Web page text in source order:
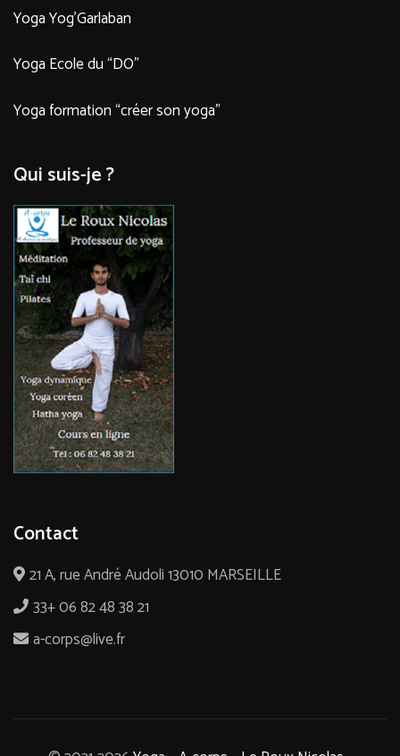
Yoga Yog’Garlaban
Yoga Ecole du “DO”
Yoga formation “créer son yoga”
Qui suis-je ?
Contact
21 A, rue André Audoli 13010 MARSEILLE
33+ 06 82 48 38 21
a-corps@live.fr